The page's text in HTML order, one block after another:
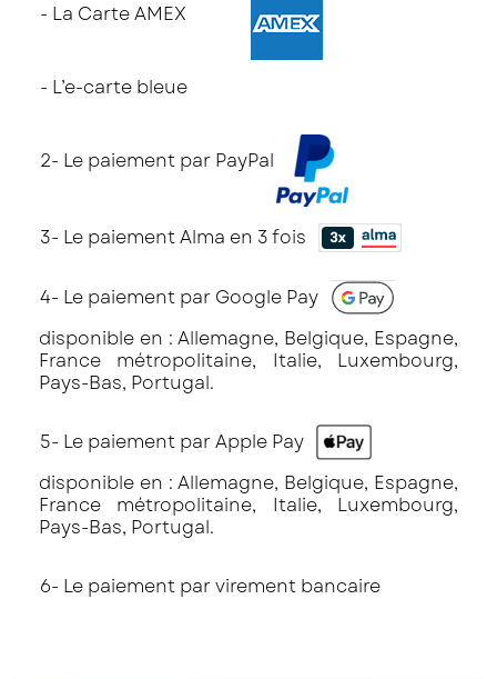
- La Carte AMEX
- L’e-carte bleue
2- Le paiement par PayPal
3- Le paiement Alma en 3 fois
4- Le paiement par Google Pay
disponible en : Allemagne, Belgique, Espagne,
France métropolitaine, Italie, Luxembourg,
Pays-Bas, Portugal.
5- Le paiement par Apple Pay
disponible en : Allemagne, Belgique, Espagne,
France métropolitaine, Italie, Luxembourg,
Pays-Bas, Portugal.
6- Le paiement par virement bancaire